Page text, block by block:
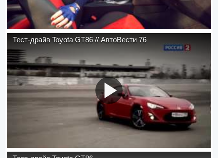
Тест-драйв Toyota GT86 // АвтоВести 76